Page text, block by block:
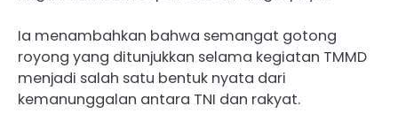
Ia menambahkan bahwa semangat gotong
royong yang ditunjukkan selama kegiatan TMMD
menjadi salah satu bentuk nyata dari
kemanunggalan antara TNI dan rakyat.